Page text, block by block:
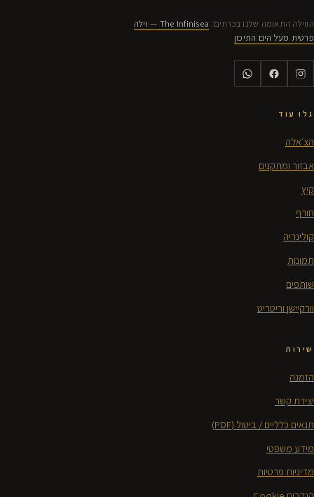
הווילה התאומה שלנו בכרתים:
The Infinisea — וילה
פרטית מעל הים התיכון
גלו עוד
הצ׳אלה
אבזור ומתקנים
קיץ
חורף
קולינריה
תמונות
שותפים
וורקיישן וריטריט
שירות
הזמנה
יצירת קשר
תנאים כלליים / ביטול (PDF)
מידע משפטי
מדיניות פרטיות